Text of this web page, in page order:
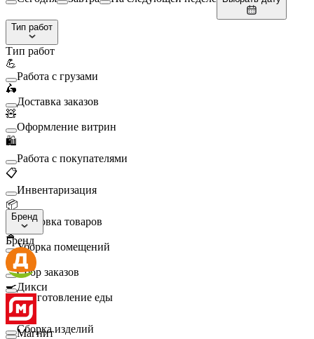
Тип работ
Тип работ
💪
Работа с грузами
🛵
Доставка заказов
🧸
Оформление витрин
🛍️
Работа с покупателями
📋
Инвентаризация
📦
Упаковка товаров
🧹
Уборка помещений
🛒
Сбор заказов
🍳
Приготовление еды
🛠️
Сборка изделий
Бренд
Бренд
Дикси
Магнит